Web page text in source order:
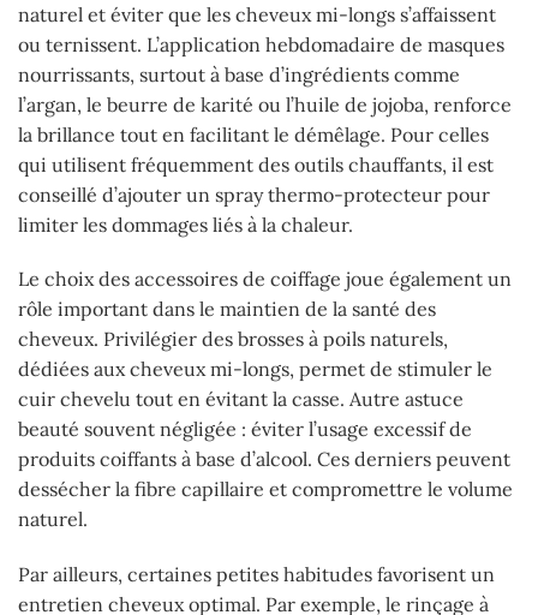
naturel et éviter que les cheveux mi-longs s’affaissent
ou ternissent. L’application hebdomadaire de masques
nourrissants, surtout à base d’ingrédients comme
l’argan, le beurre de karité ou l’huile de jojoba, renforce
la brillance tout en facilitant le démêlage. Pour celles
qui utilisent fréquemment des outils chauffants, il est
conseillé d’ajouter un spray thermo-protecteur pour
limiter les dommages liés à la chaleur.
Le choix des accessoires de coiffage joue également un
rôle important dans le maintien de la santé des
cheveux. Privilégier des brosses à poils naturels,
dédiées aux cheveux mi-longs, permet de stimuler le
cuir chevelu tout en évitant la casse. Autre astuce
beauté souvent négligée : éviter l’usage excessif de
produits coiffants à base d’alcool. Ces derniers peuvent
dessécher la fibre capillaire et compromettre le volume
naturel.
Par ailleurs, certaines petites habitudes favorisent un
entretien cheveux optimal. Par exemple, le rinçage à